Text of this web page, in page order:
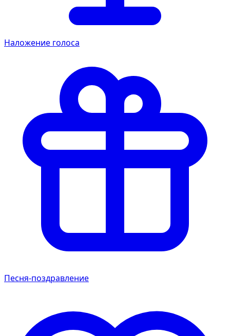
Наложение голоса
Песня-поздравление